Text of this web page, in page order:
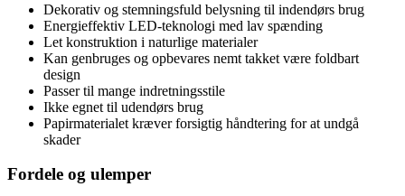
Dekorativ og stemningsfuld belysning til indendørs brug
Energieffektiv LED-teknologi med lav spænding
Let konstruktion i naturlige materialer
Kan genbruges og opbevares nemt takket være foldbart
design
Passer til mange indretningsstile
Ikke egnet til udendørs brug
Papirmaterialet kræver forsigtig håndtering for at undgå
skader
Fordele og ulemper